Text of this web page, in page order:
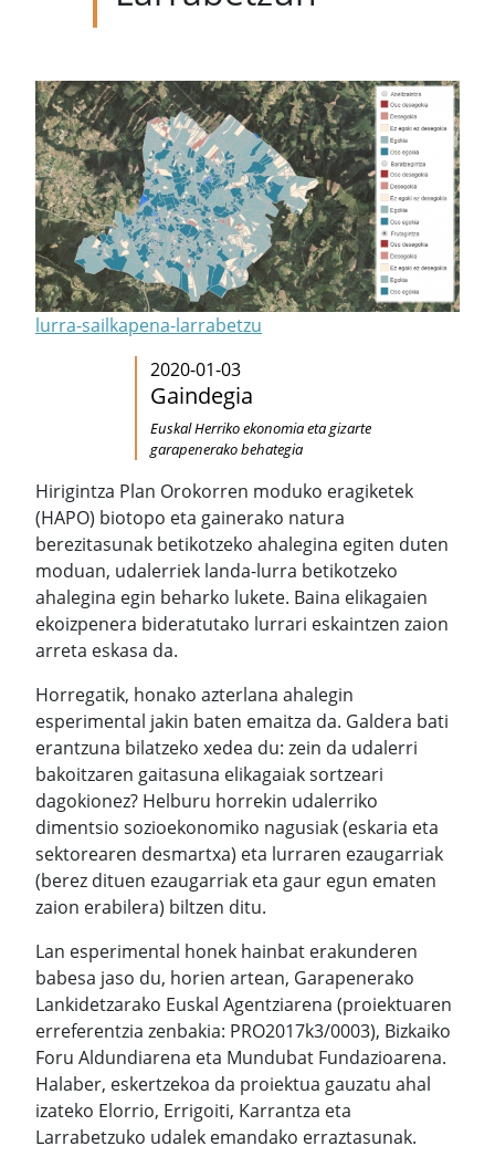
lurra-sailkapena-larrabetzu
2020-01-03
Gaindegia
Euskal Herriko ekonomia eta gizarte
garapenerako behategia
Hirigintza Plan Orokorren moduko eragiketek
(HAPO) biotopo eta gainerako natura
berezitasunak betikotzeko ahalegina egiten duten
moduan, udalerriek landa-lurra betikotzeko
ahalegina egin beharko lukete. Baina elikagaien
ekoizpenera bideratutako lurrari eskaintzen zaion
arreta eskasa da.
Horregatik, honako azterlana ahalegin
esperimental jakin baten emaitza da. Galdera bati
erantzuna bilatzeko xedea du: zein da udalerri
bakoitzaren gaitasuna elikagaiak sortzeari
dagokionez? Helburu horrekin udalerriko
dimentsio sozioekonomiko nagusiak (eskaria eta
sektorearen desmartxa) eta lurraren ezaugarriak
(berez dituen ezaugarriak eta gaur egun ematen
zaion erabilera) biltzen ditu.
Lan esperimental honek hainbat erakunderen
babesa jaso du, horien artean, Garapenerako
Lankidetzarako Euskal Agentziarena (proiektuaren
erreferentzia zenbakia: PRO2017k3/0003), Bizkaiko
Foru Aldundiarena eta Mundubat Fundazioarena.
Halaber, eskertzekoa da proiektua gauzatu ahal
izateko Elorrio, Errigoiti, Karrantza eta
Larrabetzuko udalek emandako erraztasunak.